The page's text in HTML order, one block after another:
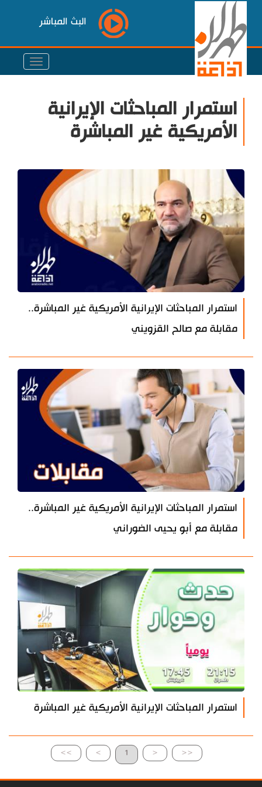
البث المباشر
استمرار المباحثات الإيرانية
الأمريكية غير المباشرة
استمرار المباحثات الإيرانية الأمريكية غير المباشرة..
مقابلة مع صالح القزويني
استمرار المباحثات الإيرانية الأمريكية غير المباشرة..
مقابلة مع أبو يحيى الضوراني
استمرار المباحثات الإيرانية الأمريكية غير المباشرة
>> > 1 < <<